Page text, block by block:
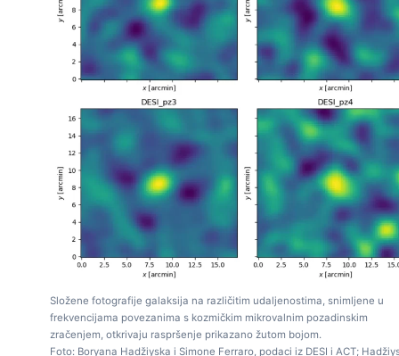
Složene fotografije galaksija na različitim udaljenostima, snimljene u
frekvencijama povezanima s kozmičkim mikrovalnim pozadinskim
zračenjem, otkrivaju raspršenje prikazano žutom bojom.
Foto: Boryana Hadžiyska i Simone Ferraro, podaci iz DESI i ACT;